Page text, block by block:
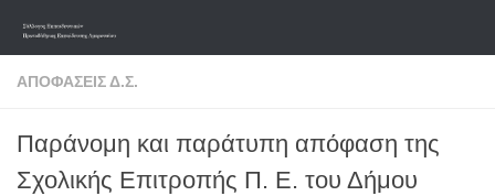
Skip to content
ΑΠΟΦΆΣΕΙΣ Δ.Σ.
Παράνομη και παράτυπη απόφαση της
Σχολικής Επιτροπής Π. Ε. του Δήμου